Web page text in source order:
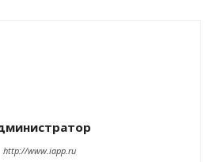
http://www.iapp.ru